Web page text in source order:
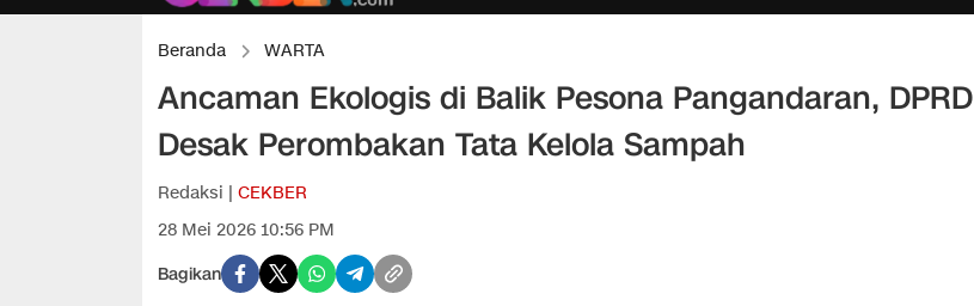
Beranda WARTA
Ancaman Ekologis di Balik Pesona Pangandaran, DPRD
Desak Perombakan Tata Kelola Sampah
Redaksi | CEKBER
28 Mei 2026 10:56 PM
Bagikan